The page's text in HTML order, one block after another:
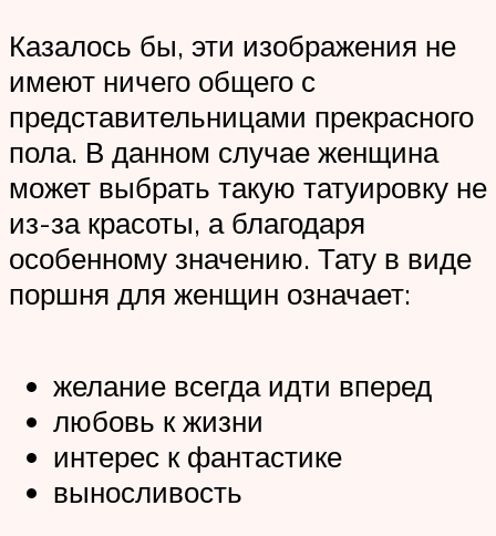
Казалось бы, эти изображения не
имеют ничего общего с
представительницами прекрасного
пола. В данном случае женщина
может выбрать такую татуировку не
из-за красоты, а благодаря
особенному значению. Тату в виде
поршня для женщин означает:
желание всегда идти вперед
любовь к жизни
интерес к фантастике
выносливость